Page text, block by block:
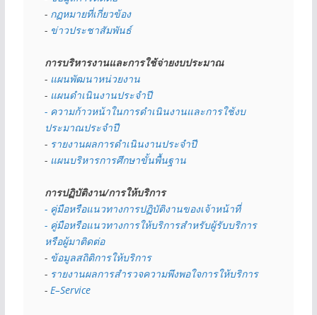
- กฏหมายที่เกี่ยวข้อง
- ข่าวประชาสัมพันธ์
การบริหารงานและการใช้จ่ายงบประมาณ
- แผนพัฒนาหน่วยงาน
- แผนดำเนินงานประจำปี
- ความก้าวหน้าในการดำเนินงานและการใช้งบ
ประมาณประจำปี
- รายงานผลการดำเนินงานประจำปี
- แผนบริหารการศึกษาขั้นพื้นฐาน
การปฏิบัติงาน/การให้บริการ
- คู่มือหรือแนวทางการปฏิบัติงานของเจ้าหน้าที่
- คู่มือหรือแนวทางการให้บริการสำหรับผู้รับบริการ
หรือผู้มาติดต่อ
- ข้อมูลสถิติการให้บริการ
- รายงานผลการสำรวจความพึงพอใจการให้บริการ
- E–Service